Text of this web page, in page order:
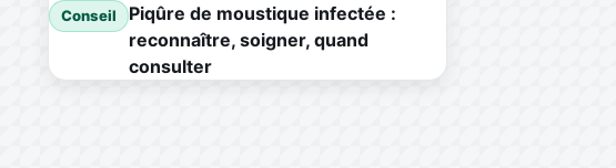
Conseil
Piqûre de moustique infectée :
reconnaître, soigner, quand
consulter